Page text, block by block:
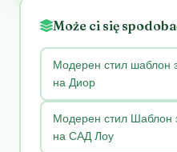
Może ci się
Модерен стил шаблон
на Диор
Модерен стил Шаблон
на САД Лоу